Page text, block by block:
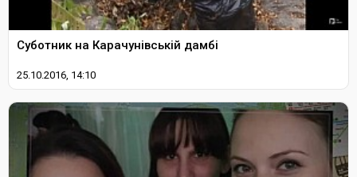
Суботник на Карачунівській дамбі
25.10.2016, 14:10